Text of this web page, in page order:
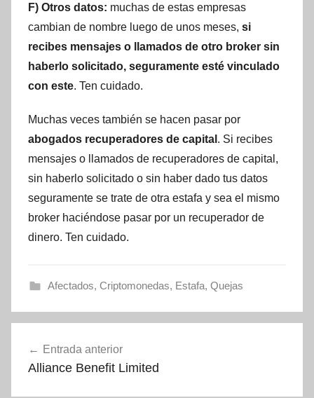
F) Otros datos: muchas de estas empresas
cambian de nombre luego de unos meses, si
recibes mensajes o llamados de otro broker sin
haberlo solicitado, seguramente esté vinculado
con este. Ten cuidado.
Muchas veces también se hacen pasar por
abogados recuperadores de capital . Si recibes
mensajes o llamados de recuperadores de capital,
sin haberlo solicitado o sin haber dado tus datos
seguramente se trate de otra estafa y sea el mismo
broker haciéndose pasar por un recuperador de
dinero. Ten cuidado.
Afectados, Criptomonedas, Estafa, Quejas
de
Entrada anterior
Alliance Benefit Limited